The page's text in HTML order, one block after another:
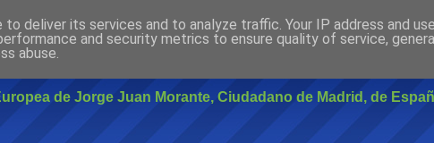
de Jorge Juan Morante, Ciudadano de Madrid, de
deliver its services and to analyze traffic. Your IP address and
and security metrics to ensure quality of service,
abuse.